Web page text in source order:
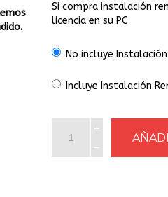
Si compra instalación
licencia en su PC
No incluye
Incluye Instalación